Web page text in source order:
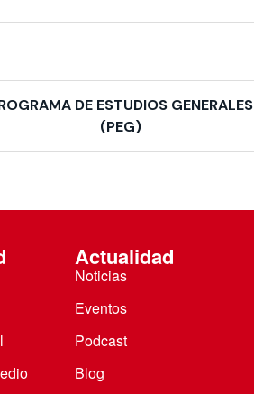
DE ESTUDIOS GENERALES
(PEG)
Actualidad
Noticias
Eventos
Podcast
Blog